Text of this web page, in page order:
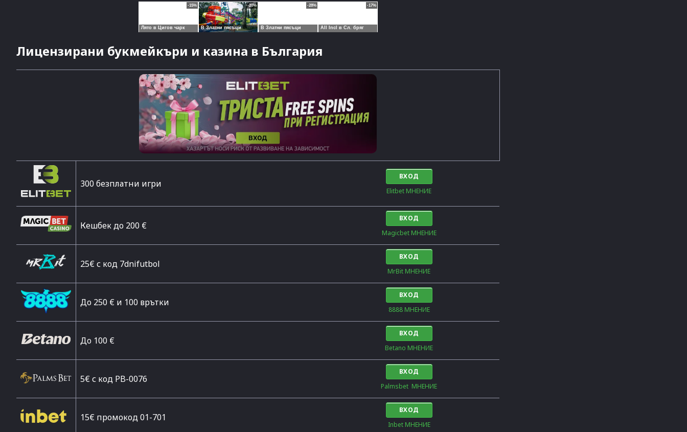
Лицензирани букмейкъри и казина в България
300 безплатни игри
ВХОД
Elitbet МНЕНИЕ
Кешбек до 200 €
ВХОД
Magicbet МНЕНИЕ
25€ с код 7dnifutbol
ВХОД
MrBit МНЕНИЕ
До 250 € и 100 врътки
ВХОД
8888 МНЕНИЕ
Дo 100 €
ВХОД
Betano МНЕНИЕ
5€ с код PB-0076
ВХОД
Palmsbet  МНЕНИЕ
15€ промокод 01-701
ВХОД
Inbet МНЕНИЕ